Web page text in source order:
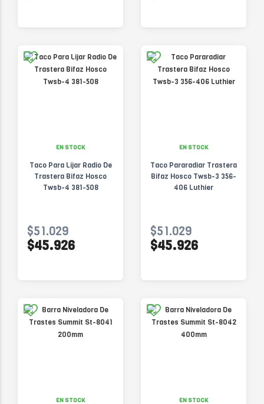
EN STOCK
Taco Para Lijar Radio De
Trastera Bifaz Hosco
Twsb-4 381-508
$51.029
$45.926
EN STOCK
Taco Pararadiar Trastera
Bifaz Hosco Twsb-3 356-
406 Luthier
$51.029
$45.926
EN STOCK EN STOCK